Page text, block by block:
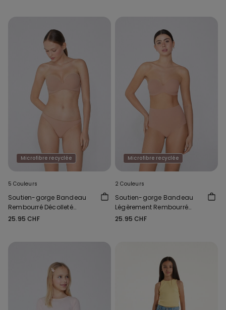
Microfibre recyclée
5 Couleurs
Soutien-gorge Bandeau
Rembourré Décolleté
Microfibre Recyclée
25.95 CHF
Microfibre recyclée
2 Couleurs
Soutien-gorge Bandeau
Légèrement Rembourré
Microfibre Recyclée
25.95 CHF